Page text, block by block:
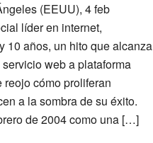
(EEUU), 4 feb
líder en internet,
10 años, un hito que alcanza
web a plataforma
reojo cómo proliferan
a la sombra de su éxito.
de 2004 como una […]